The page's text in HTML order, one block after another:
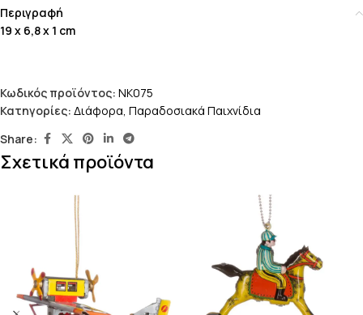
Περιγραφή
19 x 6,8 x 1 cm
Κωδικός προϊόντος: NK075
Κατηγορίες: Διάφορα, Παραδοσιακά Παιχνίδια
Share:
Σχετικά προϊόντα